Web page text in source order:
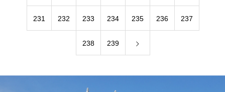
231 232 233 234 235 236 237
238 239